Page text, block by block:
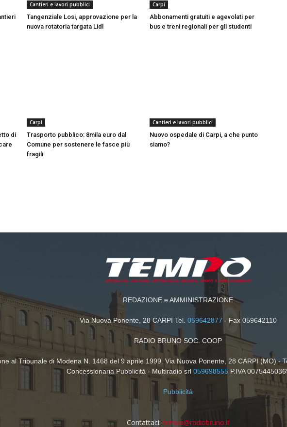
Cantieri e lavori pubblici
Tangenziale Losi, approvazione per la
nuova rotatoria targata Lidl
Carpi
Abbonamenti gratuiti e agevolati per
bus e treni regionali per gli studenti
di
Carpi
Trasporto pubblico: 8mila euro dal
Comune per sostenere le fasce più
fragili
Cantieri e lavori pubblici
Nuovo ospedale di Carpi, a che punto
siamo?
REDAZIONE e AMMINISTRAZIONE
Via Nuova Ponente, 28 CARPI Tel. 059642877 - Fax 059642110
RADIO BRUNO SOC. COOP
al Tribunale di Modena N. 1468 del 9 aprile 1999. Via Nuova Ponente, 28 CARPI (MO) -
Concessionaria Pubblicità - Multiradio srl 059698555P.IVA
Pubblicità
Contattaci: tempo@radiobruno.it